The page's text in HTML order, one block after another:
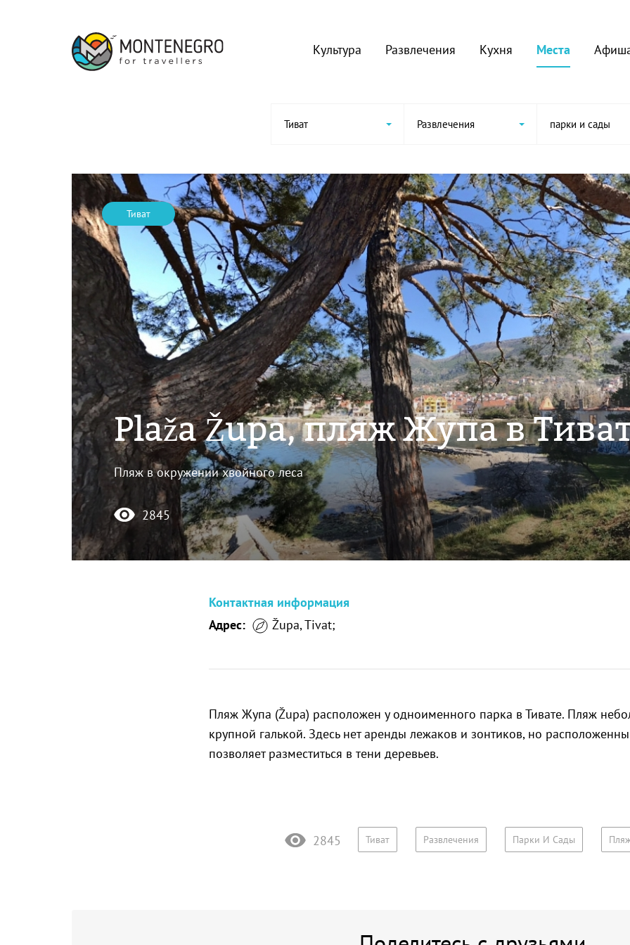
Культура Развлечения Кухня Места
Тиват Развлечения парки и сады
Тиват
Plaža Župa, пляж Жупа в
Пляж в окружении хвойного леса
2845
Контактная информация
Адрес:
Župa, Tivat;
Пляж Жупа (Župa) расположен у одноименного парка в Тивате. Пляж
крупной галькой. Здесь нет аренды лежаков и зонтиков, но
позволяет разместиться в тени деревьев.
2845 Тиват Развлечения Парки И Сады